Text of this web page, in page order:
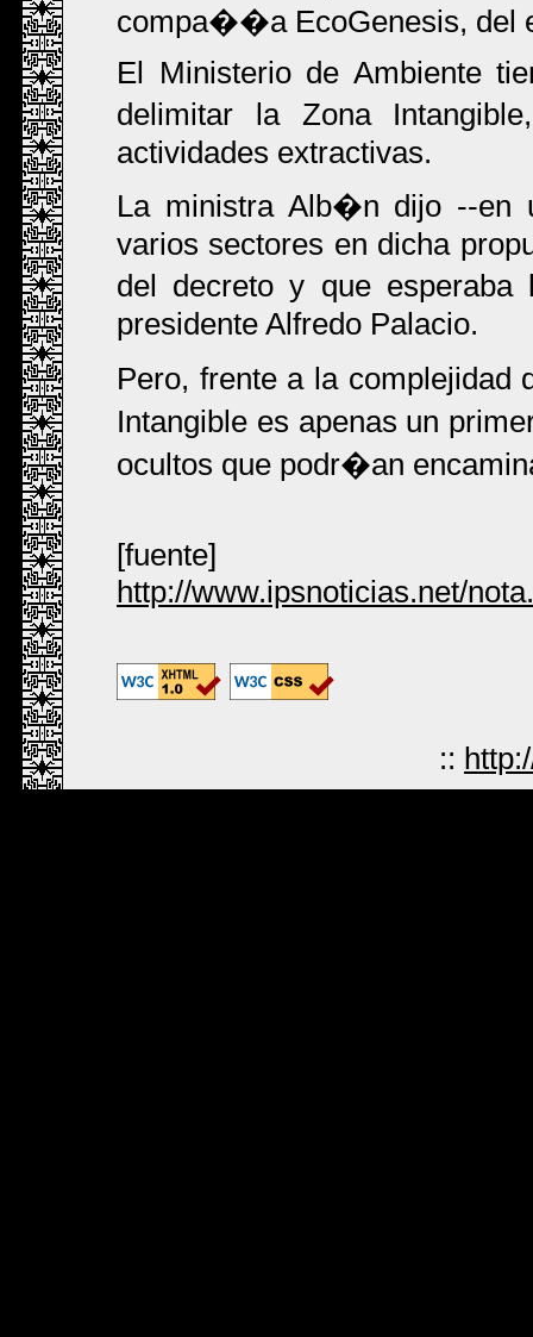
compa��a EcoGenesis, del
El Ministerio de Ambiente
delimitar la Zona
actividades extractivas.
La ministra Alb�n dijo --en
varios sectores en dicha
del decreto y que
presidente Alfredo Palacio.
Pero, frente a la
Intangible es apenas un
ocultos que podr�an
[fuente]
http://www.ipsnoticias.net/
::